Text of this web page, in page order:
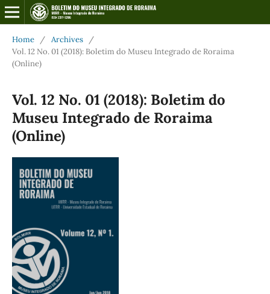
Home / Archives
/
Vol. 12 No. 01 (2018): Boletim do Museu Integrado de Roraima
(Online)
Vol. 12 No. 01 (2018): Boletim do
Museu Integrado de Roraima
(Online)